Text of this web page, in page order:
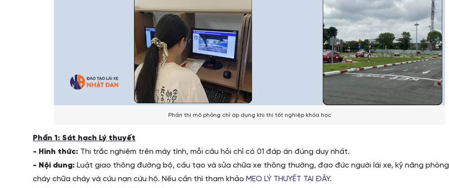
Phần thi mô phỏng chỉ áp dụng khi thi tốt nghiệp khóa học
Phần 1: Sát hạch Lý thuyết
- Hình thức: Thi trắc nghiệm trên máy tính, mỗi câu hỏi chỉ có 01 đáp án đúng duy nhất.
- Nội dung: Luật giao thông đường bộ, cấu tạo và sửa chữa xe thông thường, đạo đức người lái xe, kỹ năng phòng
cháy chữa cháy và cứu nạn cứu hộ. Nếu cần thì tham khảo MẸO LÝ THUYẾT TẠI ĐÂY.